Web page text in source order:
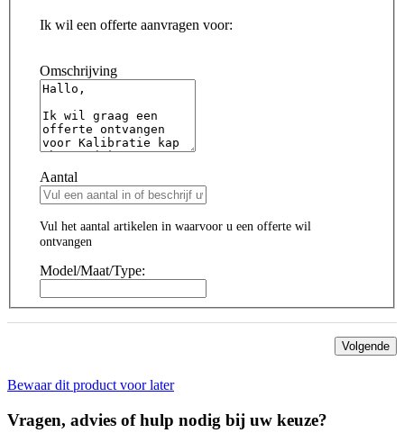
Ik wil een offerte aanvragen voor:
Omschrijving
Aantal
Vul het aantal artikelen in waarvoor u een offerte wil
ontvangen
Model/Maat/Type:
Volgende
Bewaar dit product voor later
Vragen, advies of hulp nodig bij uw keuze?